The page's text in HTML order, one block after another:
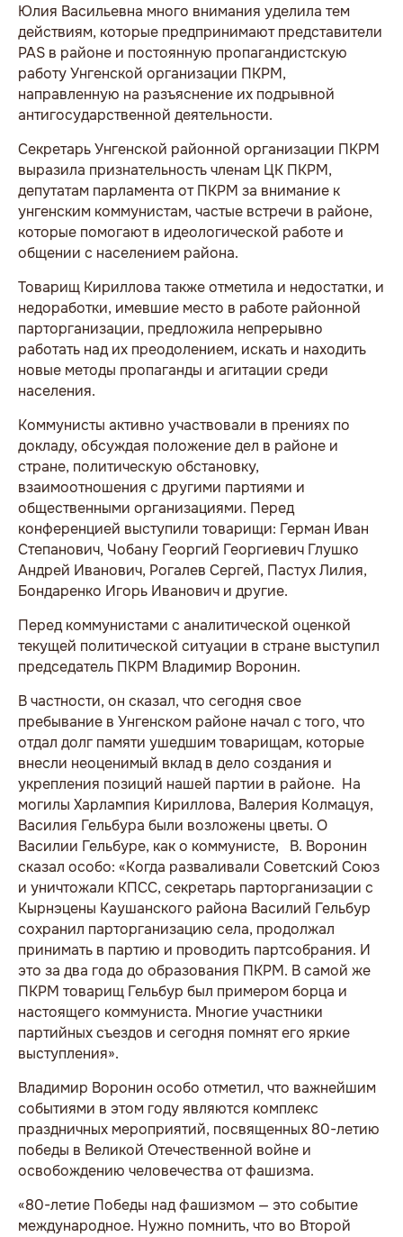
Юлия Васильевна много внимания уделила тем
действиям, которые предпринимают представители
PAS в районе и постоянную пропагандистскую
работу Унгенской организации ПКРМ,
направленную на разъяснение их подрывной
антигосударственной деятельности.
Секретарь Унгенской районной организации ПКРМ
выразила признательность членам ЦК ПКРМ,
депутатам парламента от ПКРМ за внимание к
унгенским коммунистам, частые встречи в районе,
которые помогают в идеологической работе и
общении с населением района.
Товарищ Кириллова также отметила и недостатки, и
недоработки, имевшие место в работе районной
парторганизации, предложила непрерывно
работать над их преодолением, искать и находить
новые методы пропаганды и агитации среди
населения.
Коммунисты активно участвовали в прениях по
докладу, обсуждая положение дел в районе и
стране, политическую обстановку,
взаимоотношения с другими партиями и
общественными организациями. Перед
конференцией выступили товарищи: Герман Иван
Степанович, Чобану Георгий Георгиевич Глушко
Андрей Иванович, Рогалев Сергей, Пастух Лилия,
Бондаренко Игорь Иванович и другие.
Перед коммунистами с аналитической оценкой
текущей политической ситуации в стране выступил
председатель ПКРМ Владимир Воронин.
В частности, он сказал, что сегодня свое
пребывание в Унгенском районе начал с того, что
отдал долг памяти ушедшим товарищам, которые
внесли неоценимый вклад в дело создания и
укрепления позиций нашей партии в районе. На
могилы Харлампия Кириллова, Валерия Колмацуя,
Василия Гельбура были возложены цветы. О
Василии Гельбуре, как о коммунисте, В. Воронин
сказал особо: «Когда разваливали Советский Союз
и уничтожали КПСС, секретарь парторганизации с
Кырнэцены Каушанского района Василий Гельбур
сохранил парторганизацию села, продолжал
принимать в партию и проводить партсобрания. И
это за два года до образования ПКРМ. В самой же
ПКРМ товарищ Гельбур был примером борца и
настоящего коммуниста. Многие участники
партийных съездов и сегодня помнят его яркие
выступления».
Владимир Воронин особо отметил, что важнейшим
событиями в этом году являются комплекс
праздничных мероприятий, посвященных 80-летию
победы в Великой Отечественной войне и
освобождению человечества от фашизма.
«80-летие Победы над фашизмом — это событие
международное. Нужно помнить, что во Второй